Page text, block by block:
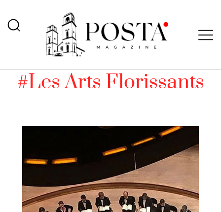
#Les Arts Florissants